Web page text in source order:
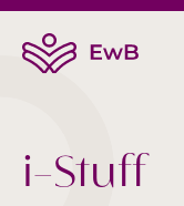
i-Stuff